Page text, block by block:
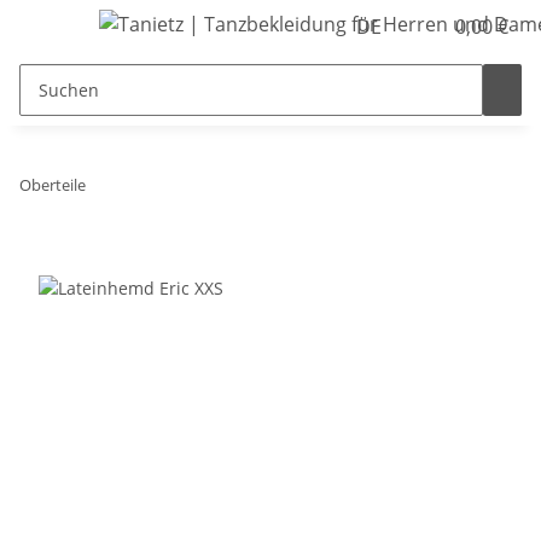
DE 0,00 €
Oberteile